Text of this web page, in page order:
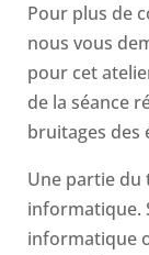
Pour plus de
nous vous
pour cet
de la séance
bruitages des
Une partie du
informatique.
informatique